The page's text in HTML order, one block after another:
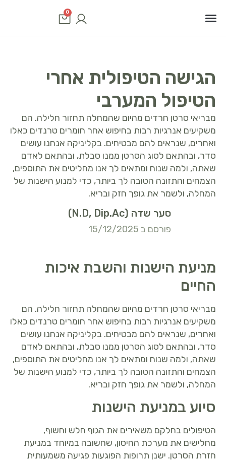
0
הגישה הטיפולית אחרי
הטיפול המערבי
מבריאי סרטן חרדים מהיום שהמחלה תחזור חלילה. הם
משקיעים אנרגיות רבות בחיפוש אחר חומרים טרנדים כאלו
ואחרים, שנראים להם מבטיחים. בקליניקה אנחנו עושים
סדר, ובהתאם לסוג הסרטן ממנו סבלת, ובהתאם לאדם
שאתה, ולמה שנוח ומתאים לך אנו מחליטים את התוספים,
הצמחים והתזונה הטובה לך ביותר, כדי למנוע הישנות של
המחלה, ולשמר את גופך חזק ובריא.
סער שדה (N.D, Dip.Ac)
פורסם ב 15/12/2025
מניעת הישנות והשבת איכות
החיים
מבריאי סרטן חרדים מהיום שהמחלה תחזור חלילה. הם
משקיעים אנרגיות רבות בחיפוש אחר חומרים טרנדים כאלו
ואחרים, שנראים להם מבטיחים. בקליניקה אנחנו עושים
סדר, ובהתאם לסוג הסרטן ממנו סבלת, ובהתאם לאדם
שאתה, ולמה שנוח ומתאים לך אנו מחליטים את התוספים,
הצמחים והתזונה הטובה לך ביותר, כדי למנוע הישנות של
המחלה, ולשמר את גופך חזק ובריא.
סיוע במניעת הישנות
הטיפולים בחלקם משאירים את הגוף חלש וחשוף,
מחלישים את מערכת החיסון, שחשובה במיוחד במניעת
חזרת הסרטן. ישנן תרופות הפוגעות פגיעה משמעותית